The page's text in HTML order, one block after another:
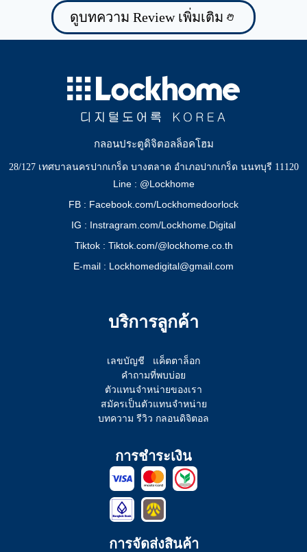
ดูบทความ Review เพิ่มเติม
กลอนประตูดิจิตอลล็อคโฮม
28/127 เทศบาลนครปากเกร็ด บางตลาด อำเภอปากเกร็ด นนทบุรี 11120
Line : @Lockhome
FB : Facebook.com/Lockhomedoorlock
IG : Instragram.com/Lockhome.Digital
Tiktok : Tiktok.com/@lockhome.co.th
E-mail : Lockhomedigital@gmail.com
บริการลูกค้า
เลขบัญชี
แค็ตตาล็อก
คำถามที่พบบ่อย
ตัวแทนจำหน่ายของเรา
สมัครเป็นตัวแทนจำหน่าย
บทความ รีวิว กลอนดิจิตอล
การชำระเงิน
การจัดส่งสินค้า